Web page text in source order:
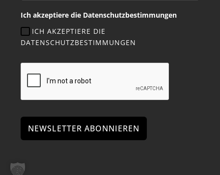
Ich akzeptiere die Datenschutzbestimmungen
ICH AKZEPTIERE DIE
DATENSCHUTZBESTIMMUNGEN
NEWSLETTER ABONNIEREN